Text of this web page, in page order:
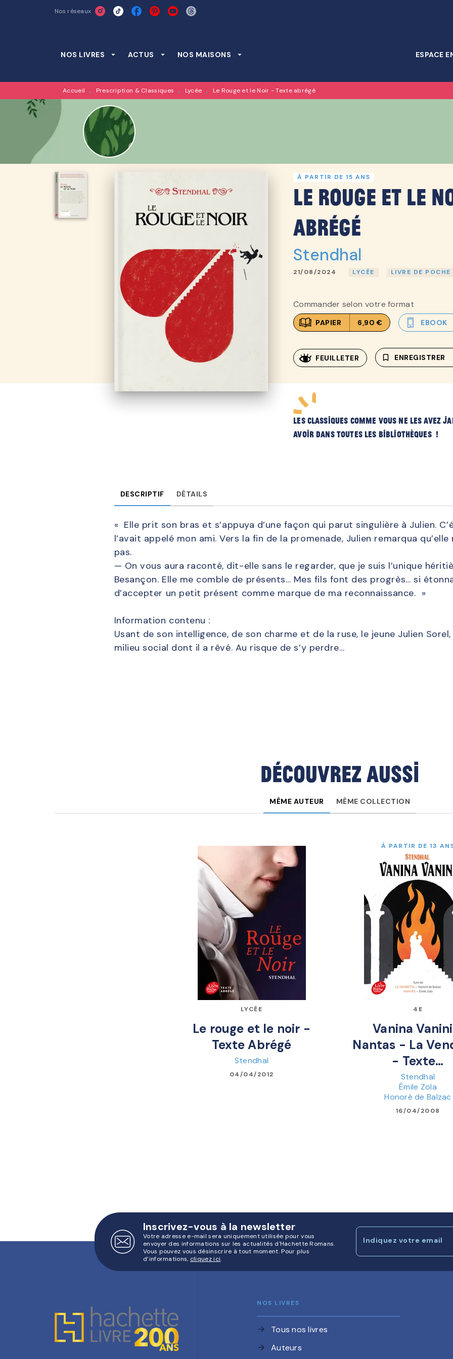
RECHERCHE CONTENU
Nos réseaux
NOS LIVRES arrow_drop_down ACTUS arrow_drop_down NOS MAISONS arrow_drop_down ESPACE
Accueil • Prescription & Classiques • Lycée • Le Rouge et le Noir - Texte abrégé
À PARTIR DE 15 ANS
Le Rouge et le
abrégé
Stendhal
21/08/2024 LYCÉE LIVRE DE POCHE
Commander selon votre format
PAPIER 6,90 € EBOOK
FEUILLETER bookmark_border ENREGISTRER
Les classiques comme vous ne les avez
avoir dans toutes les bibliothèques !
DESCRIPTIF DÉTAILS
« Elle prit son bras et s’appuya d’une façon qui parut singulière à Julien.
l’avait appelé mon ami. Vers la fin de la promenade, Julien remarqua
pas.
— On vous aura raconté, dit-elle sans le regarder, que je suis l’unique
Besançon. Elle me comble de présents… Mes fils font des progrès… si
d’accepter un petit présent comme marque de ma reconnaissance. »
Information contenu :
Usant de son intelligence, de son charme et de la ruse, le jeune Julien
milieu social dont il a rêvé. Au risque de s’y perdre…
Découvrez aussi
MÊME AUTEUR MÊME COLLECTION
LYCÉE
Le rouge et le noir -
Texte Abrégé
Stendhal
04/04/2012
À PARTIR DE 13
4E
Vanina
Nantas - La
- Texte…
Stendhal
Émile Zola
Honoré de Balzac
16/04/2008
Inscrivez-vous à la newsletter
Votre adresse e-mail sera uniquement utilisée pour vous
envoyer des informations sur les actualités d'Hachette Romans.
Vous pouvez vous désinscrire à tout moment. Pour plus
d’informations, cliquez ici.
Indiquez votre email
NOS LIVRES
arrow_forward Tous nos livres
arrow_forward Auteurs